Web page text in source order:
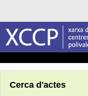
Cerca d'actes